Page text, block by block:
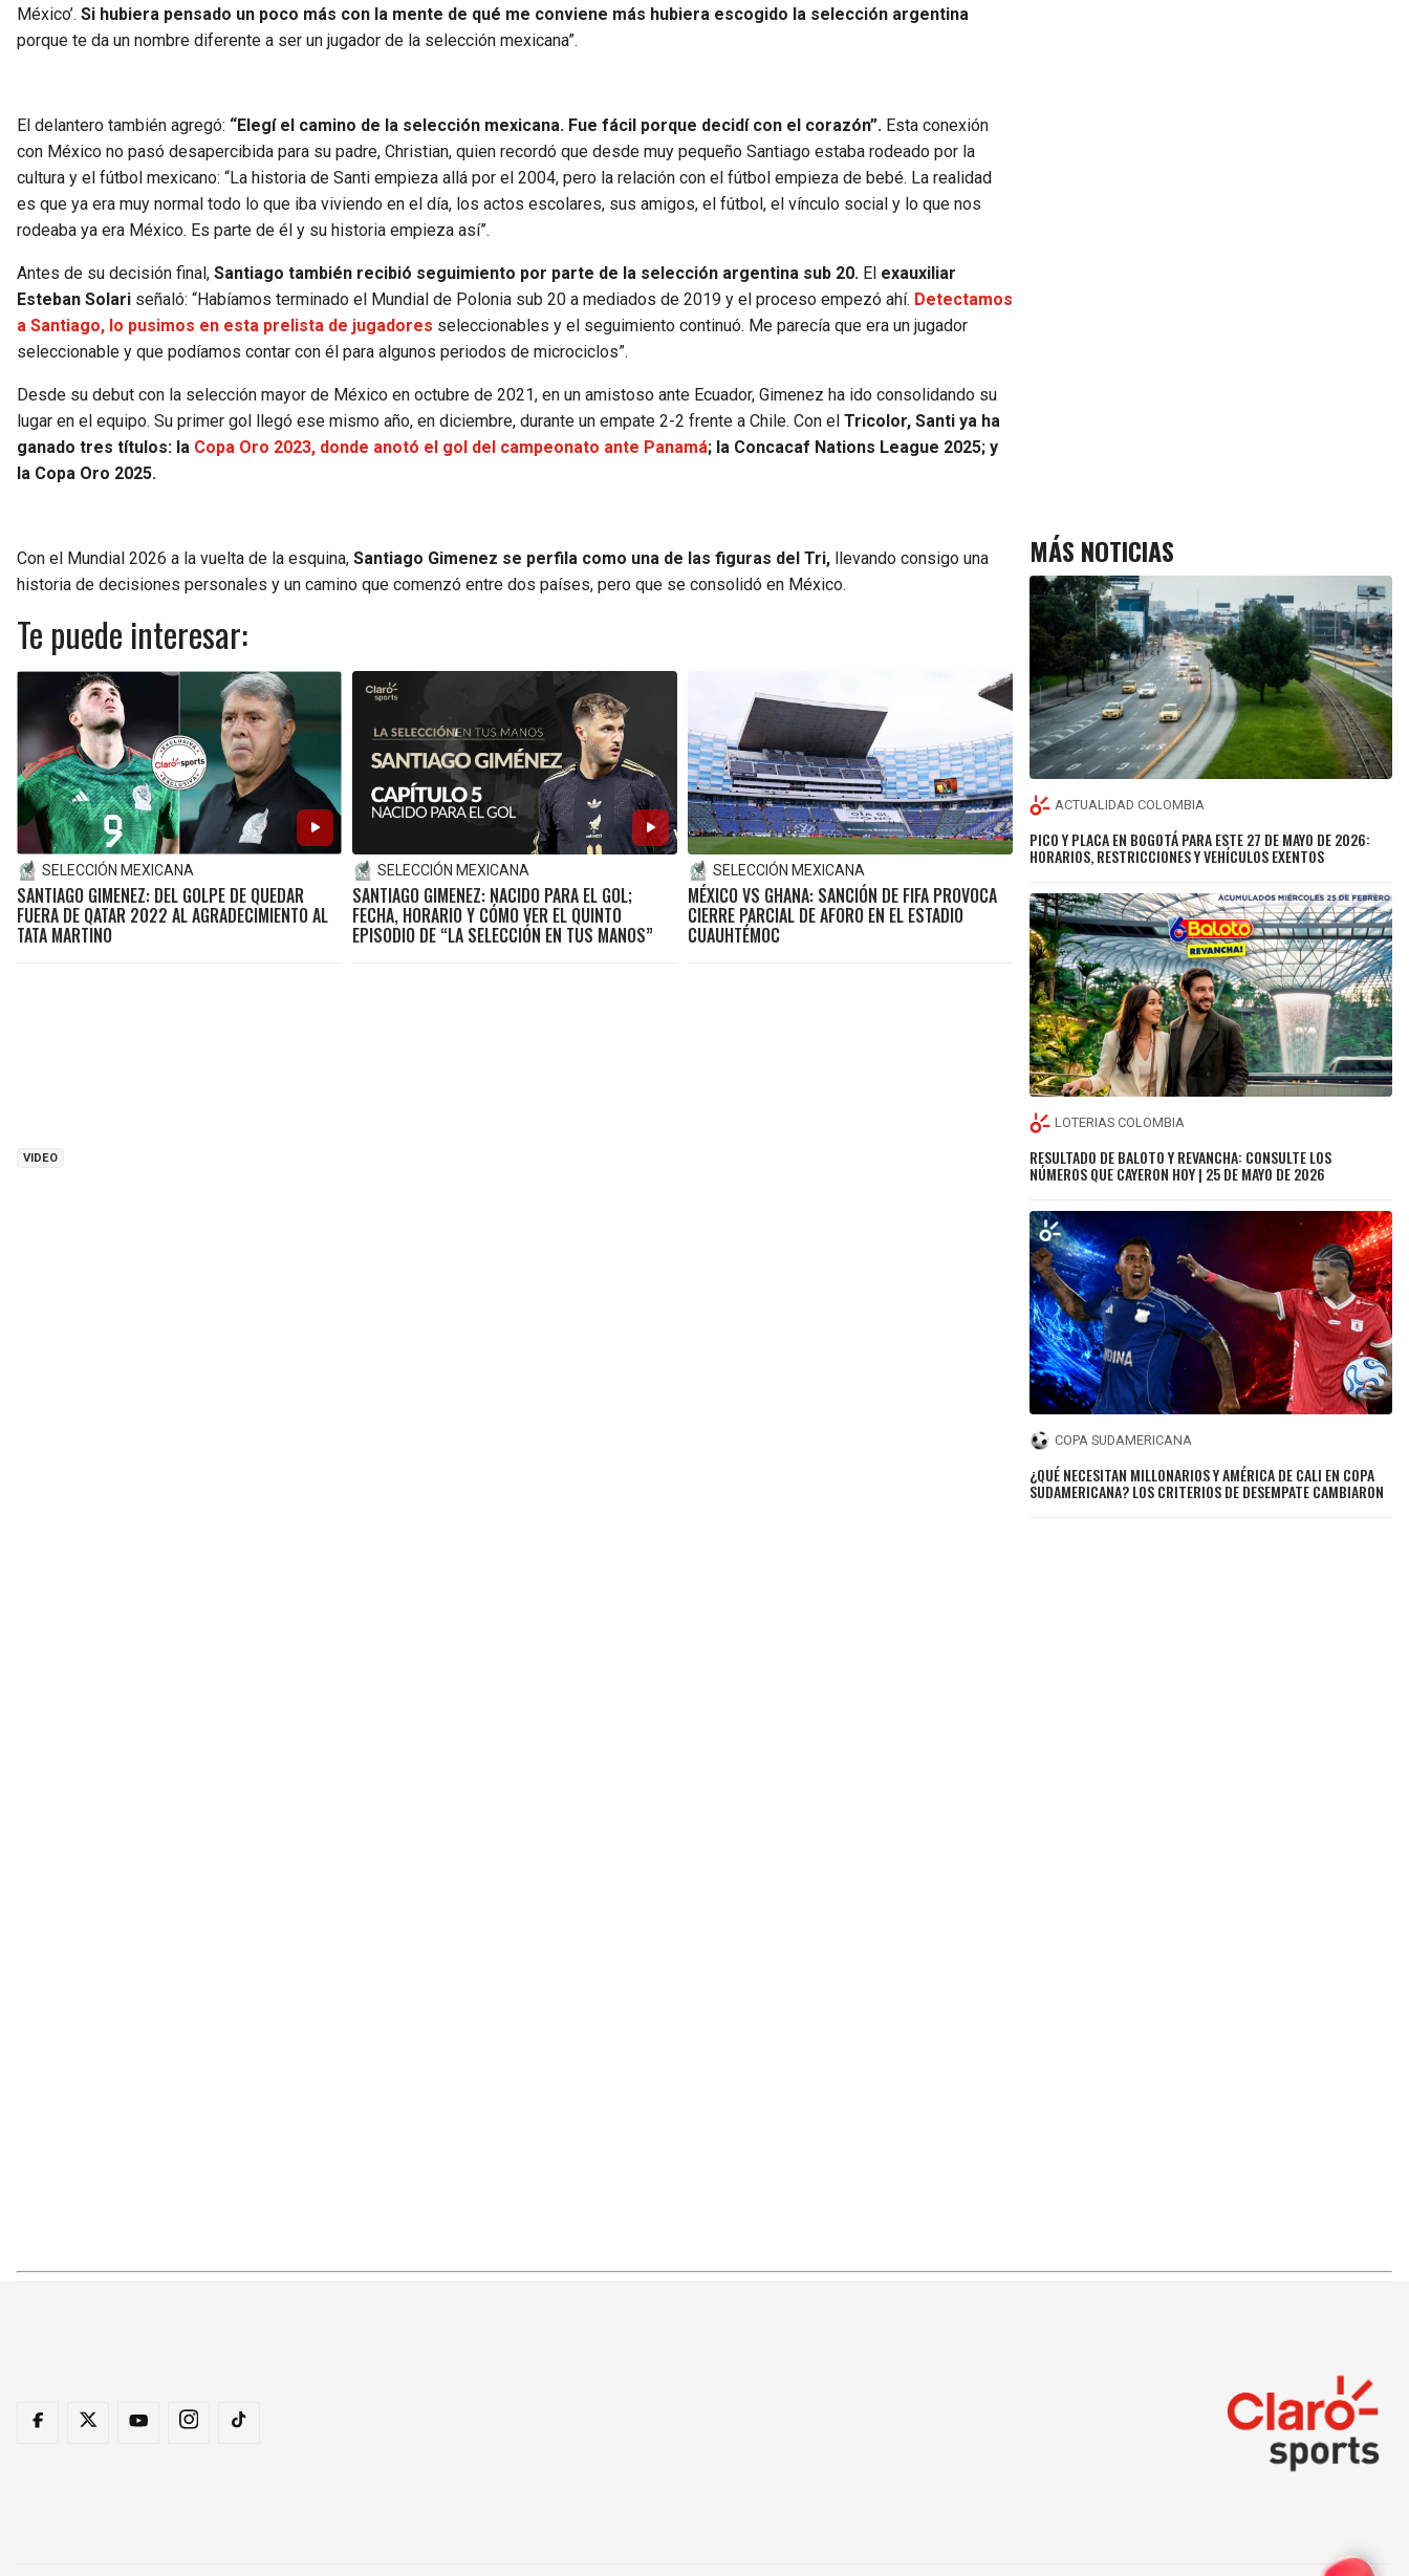
México’. Si hubiera pensado un poco más con la mente de qué me conviene más hubiera escogido la selección argentina
porque te da un nombre diferente a ser un jugador de la selección mexicana”.
El delantero también agregó: “Elegí el camino de la selección mexicana. Fue fácil porque decidí con el corazón”. Esta conexión
con México no pasó desapercibida para su padre, Christian, quien recordó que desde muy pequeño Santiago estaba rodeado por la
cultura y el fútbol mexicano: “La historia de Santi empieza allá por el 2004, pero la relación con el fútbol empieza de bebé. La realidad
es que ya era muy normal todo lo que iba viviendo en el día, los actos escolares, sus amigos, el fútbol, el vínculo social y lo que nos
rodeaba ya era México. Es parte de él y su historia empieza así”.
Antes de su decisión final, Santiago también recibió seguimiento por parte de la selección argentina sub 20. El exauxiliar
Esteban Solari señaló: “Habíamos terminado el Mundial de Polonia sub 20 a mediados de 2019 y el proceso empezó ahí. Detectamos
a Santiago, lo pusimos en esta prelista de jugadores seleccionables y el seguimiento continuó. Me parecía que era un jugador
seleccionable y que podíamos contar con él para algunos periodos de microciclos”.
Desde su debut con la selección mayor de México en octubre de 2021, en un amistoso ante Ecuador, Gimenez ha ido consolidando su
lugar en el equipo. Su primer gol llegó ese mismo año, en diciembre, durante un empate 2-2 frente a Chile. Con el Tricolor, Santi ya ha
ganado tres títulos: la Copa Oro 2023, donde anotó el gol del campeonato ante Panamá; la Concacaf Nations League 2025; y
la Copa Oro 2025.
Con el Mundial 2026 a la vuelta de la esquina, Santiago Gimenez se perfila como una de las figuras del Tri, llevando consigo una
historia de decisiones personales y un camino que comenzó entre dos países, pero que se consolidó en México.
Te puede interesar:
SELECCIÓN MEXICANA
SANTIAGO GIMENEZ: DEL GOLPE DE QUEDAR
FUERA DE QATAR 2022 AL AGRADECIMIENTO AL
TATA MARTINO
SELECCIÓN MEXICANA
SANTIAGO GIMENEZ: NACIDO PARA EL GOL;
FECHA, HORARIO Y CÓMO VER EL QUINTO
EPISODIO DE “LA SELECCIÓN EN TUS MANOS”
SELECCIÓN MEXICANA
MÉXICO VS GHANA: SANCIÓN DE FIFA PROVOCA
CIERRE PARCIAL DE AFORO EN EL ESTADIO
CUAUHTÉMOC
VIDEO
MÁS NOTICIAS
ACTUALIDAD COLOMBIA
PICO Y PLACA EN BOGOTÁ PARA ESTE 27 DE MAYO DE 2026:
HORARIOS, RESTRICCIONES Y VEHÍCULOS EXENTOS
LOTERIAS COLOMBIA
RESULTADO DE BALOTO Y REVANCHA: CONSULTE LOS
NÚMEROS QUE CAYERON HOY | 25 DE MAYO DE 2026
COPA SUDAMERICANA
¿QUÉ NECESITAN MILLONARIOS Y AMÉRICA DE CALI EN COPA
SUDAMERICANA? LOS CRITERIOS DE DESEMPATE CAMBIARON